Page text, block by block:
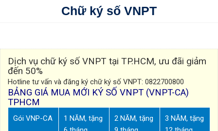
Chữ ký số VNPT
Dịch vụ chữ ký số VNPT tại TP.HCM, ưu đãi giảm
đến 50%
Hotline tư vấn và đăng ký chữ ký số VNPT: 0822700800
BẢNG GIÁ MUA MỚI KÝ SỐ VNPT (VNPT-CA)
TPHCM
Gói VNP-CA
1 NĂM, tặng
2 NĂM, tặng
3 NĂM, tặng